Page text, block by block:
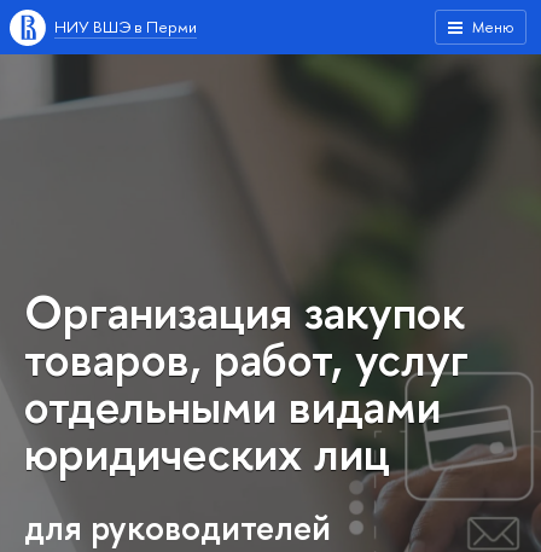
Меню
НИУ ВШЭ в Перми
Организация закупок
товаров, работ, услуг
отдельными видами
юридических лиц
для руководителей